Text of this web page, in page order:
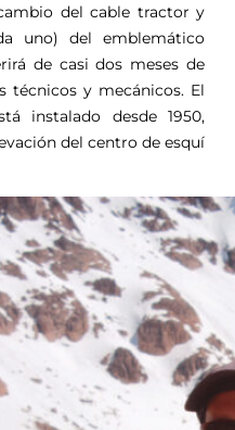
del cable tractor y
uno) del emblemático
de casi dos meses de
técnicos y mecánicos. El
instalado desde 1950,
del centro de esquí